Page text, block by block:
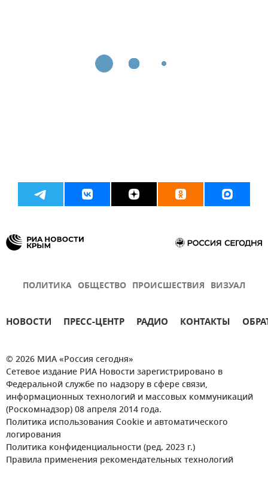
ПОЛИТИКА ОБЩЕСТВО ПРОИСШЕСТВИЯ ВИЗУАЛ
НОВОСТИ ПРЕСС-ЦЕНТР РАДИО КОНТАКТЫ
© 2026 МИА «Россия сегодня»
Сетевое издание РИА Новости зарегистрировано в
Федеральной службе по надзору в сфере связи,
информационных технологий и массовых коммуникаций
(Роскомнадзор) 08 апреля 2014 года.
Политика использования Cookie и автоматического
логирования
Политика конфиденциальности (ред. 2023 г.)
Правила применения рекомендательных технологий